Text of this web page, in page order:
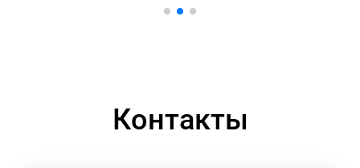
Контакты